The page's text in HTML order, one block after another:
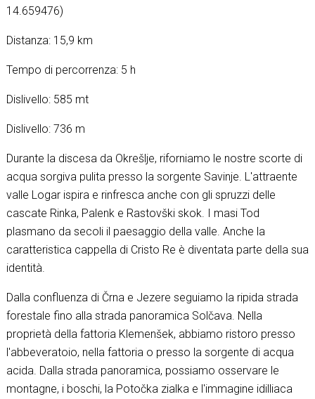
14.659476)
Distanza: 15,9 km
Tempo di percorrenza: 5 h
Dislivello: 585 mt
Dislivello: 736 m
Durante la discesa da Okrešlje, riforniamo le nostre scorte di
acqua sorgiva pulita presso la sorgente Savinje. L'attraente
valle Logar ispira e rinfresca anche con gli spruzzi delle
cascate Rinka, Palenk e Rastovški skok. I masi Tod
plasmano da secoli il paesaggio della valle. Anche la
caratteristica cappella di Cristo Re è diventata parte della sua
identità.
Dalla confluenza di Črna e Jezere seguiamo la ripida strada
forestale fino alla strada panoramica Solčava. Nella
proprietà della fattoria Klemenšek, abbiamo ristoro presso
l'abbeveratoio, nella fattoria o presso la sorgente di acqua
acida. Dalla strada panoramica, possiamo osservare le
montagne, i boschi, la Potočka zialka e l'immagine idilliaca